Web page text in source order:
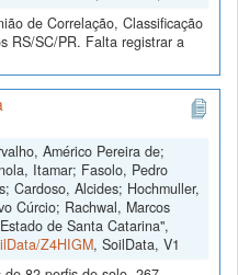
de Correlação, Classificação
RS/SC/PR. Falta registrar a
Américo Pereira de;
Itamar; Fasolo, Pedro
Cardoso, Alcides; Hochmuller,
Cúrcio; Rachwal, Marcos
de Santa Catarina",
Z4HIGM, SoilData, V1